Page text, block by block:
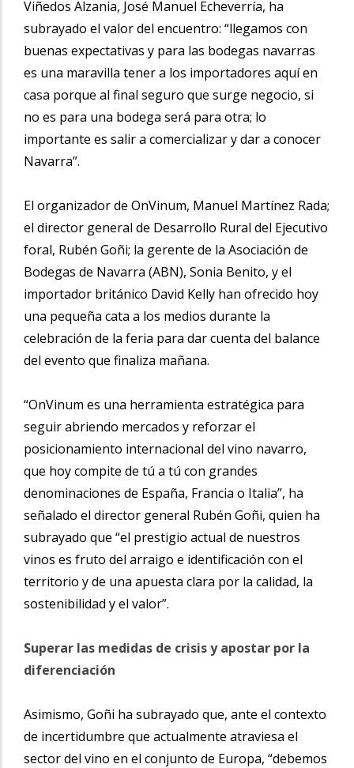
Viñedos Alzania, José Manuel Echeverría, ha
subrayado el valor del encuentro: “llegamos con
buenas expectativas y para las bodegas navarras
es una maravilla tener a los importadores aquí en
casa porque al final seguro que surge negocio, si
no es para una bodega será para otra; lo
importante es salir a comercializar y dar a conocer
Navarra”.
El organizador de OnVinum, Manuel Martínez Rada;
el director general de Desarrollo Rural del Ejecutivo
foral, Rubén Goñi; la gerente de la Asociación de
Bodegas de Navarra (ABN), Sonia Benito, y el
importador británico David Kelly han ofrecido hoy
una pequeña cata a los medios durante la
celebración de la feria para dar cuenta del balance
del evento que finaliza mañana.
“OnVinum es una herramienta estratégica para
seguir abriendo mercados y reforzar el
posicionamiento internacional del vino navarro,
que hoy compite de tú a tú con grandes
denominaciones de España, Francia o Italia”, ha
señalado el director general Rubén Goñi, quien ha
subrayado que “el prestigio actual de nuestros
vinos es fruto del arraigo e identificación con el
territorio y de una apuesta clara por la calidad, la
sostenibilidad y el valor”.
Superar las medidas de crisis y apostar por la
diferenciación
Asimismo, Goñi ha subrayado que, ante el contexto
de incertidumbre que actualmente atraviesa el
sector del vino en el conjunto de Europa, “debemos